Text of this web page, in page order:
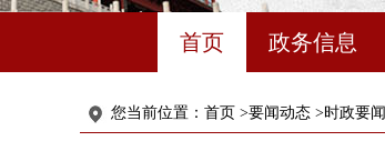
首页 政务信息
您当前位置： 首页 >要闻动态 >时政要闻